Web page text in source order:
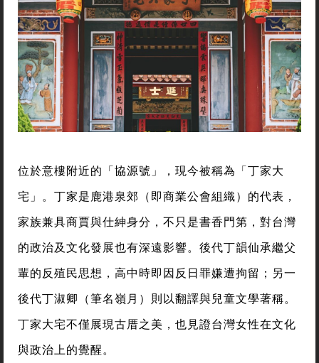
位於意樓附近的「協源號」，現今被稱為「丁家大
宅」。丁家是鹿港泉郊（即商業公會組織）的代表，
家族兼具商賈與仕紳身分，不只是書香門第，對台灣
的政治及文化發展也有深遠影響。後代丁韻仙承繼父
輩的反殖民思想，高中時即因反日罪嫌遭拘留；另一
後代丁淑卿（筆名嶺月）則以翻譯與兒童文學著稱。
丁家大宅不僅展現古厝之美，也見證台灣女性在文化
與政治上的覺醒。